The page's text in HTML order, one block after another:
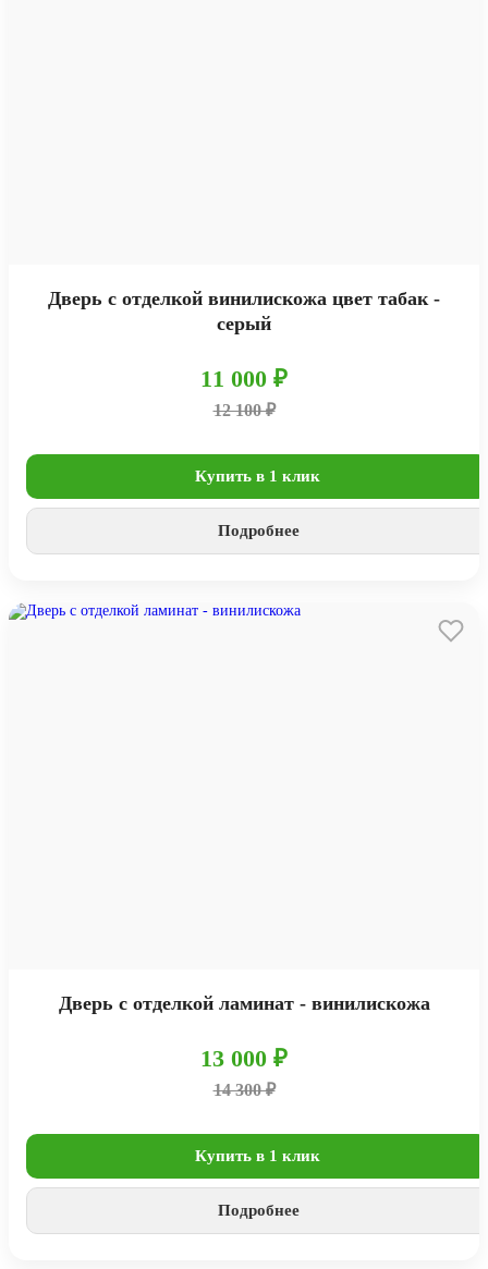
Дверь с отделкой винилискожа цвет табак -
серый
11 000 ₽
12 100 ₽
Купить в 1 клик
Подробнее
Дверь с отделкой ламинат - винилискожа
13 000 ₽
14 300 ₽
Купить в 1 клик
Подробнее